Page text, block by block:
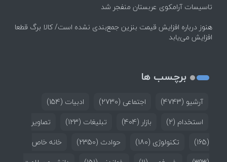
تاسیسات آرامکوی عربستان منفجر شد
هنوز درباره افزایش قیمت بنزین جمع‌بندی نشده است/ کالا برگ قطعا
افزایش می‌یابد
برچسب ها
آرشیو (4743) اجتماعی (2730) ادبیات (154)
استخدام (2) بازار (404) تبلیغات (123)
تصاویر
(165)
تکنولوژی (180) حوادث (2350)
خانه خاص